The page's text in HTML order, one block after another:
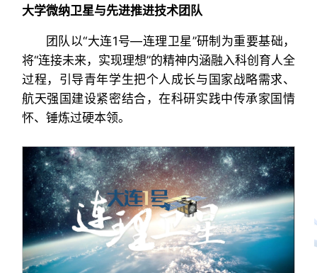
大学微纳卫星与先进推进技术团队
团队以“大连1号—连理卫星”研制为重要基础，
将“连接未来，实现理想”的精神内涵融入科创育人全
过程，引导青年学生把个人成长与国家战略需求、
航天强国建设紧密结合，在科研实践中传承家国情
怀、锤炼过硬本领。